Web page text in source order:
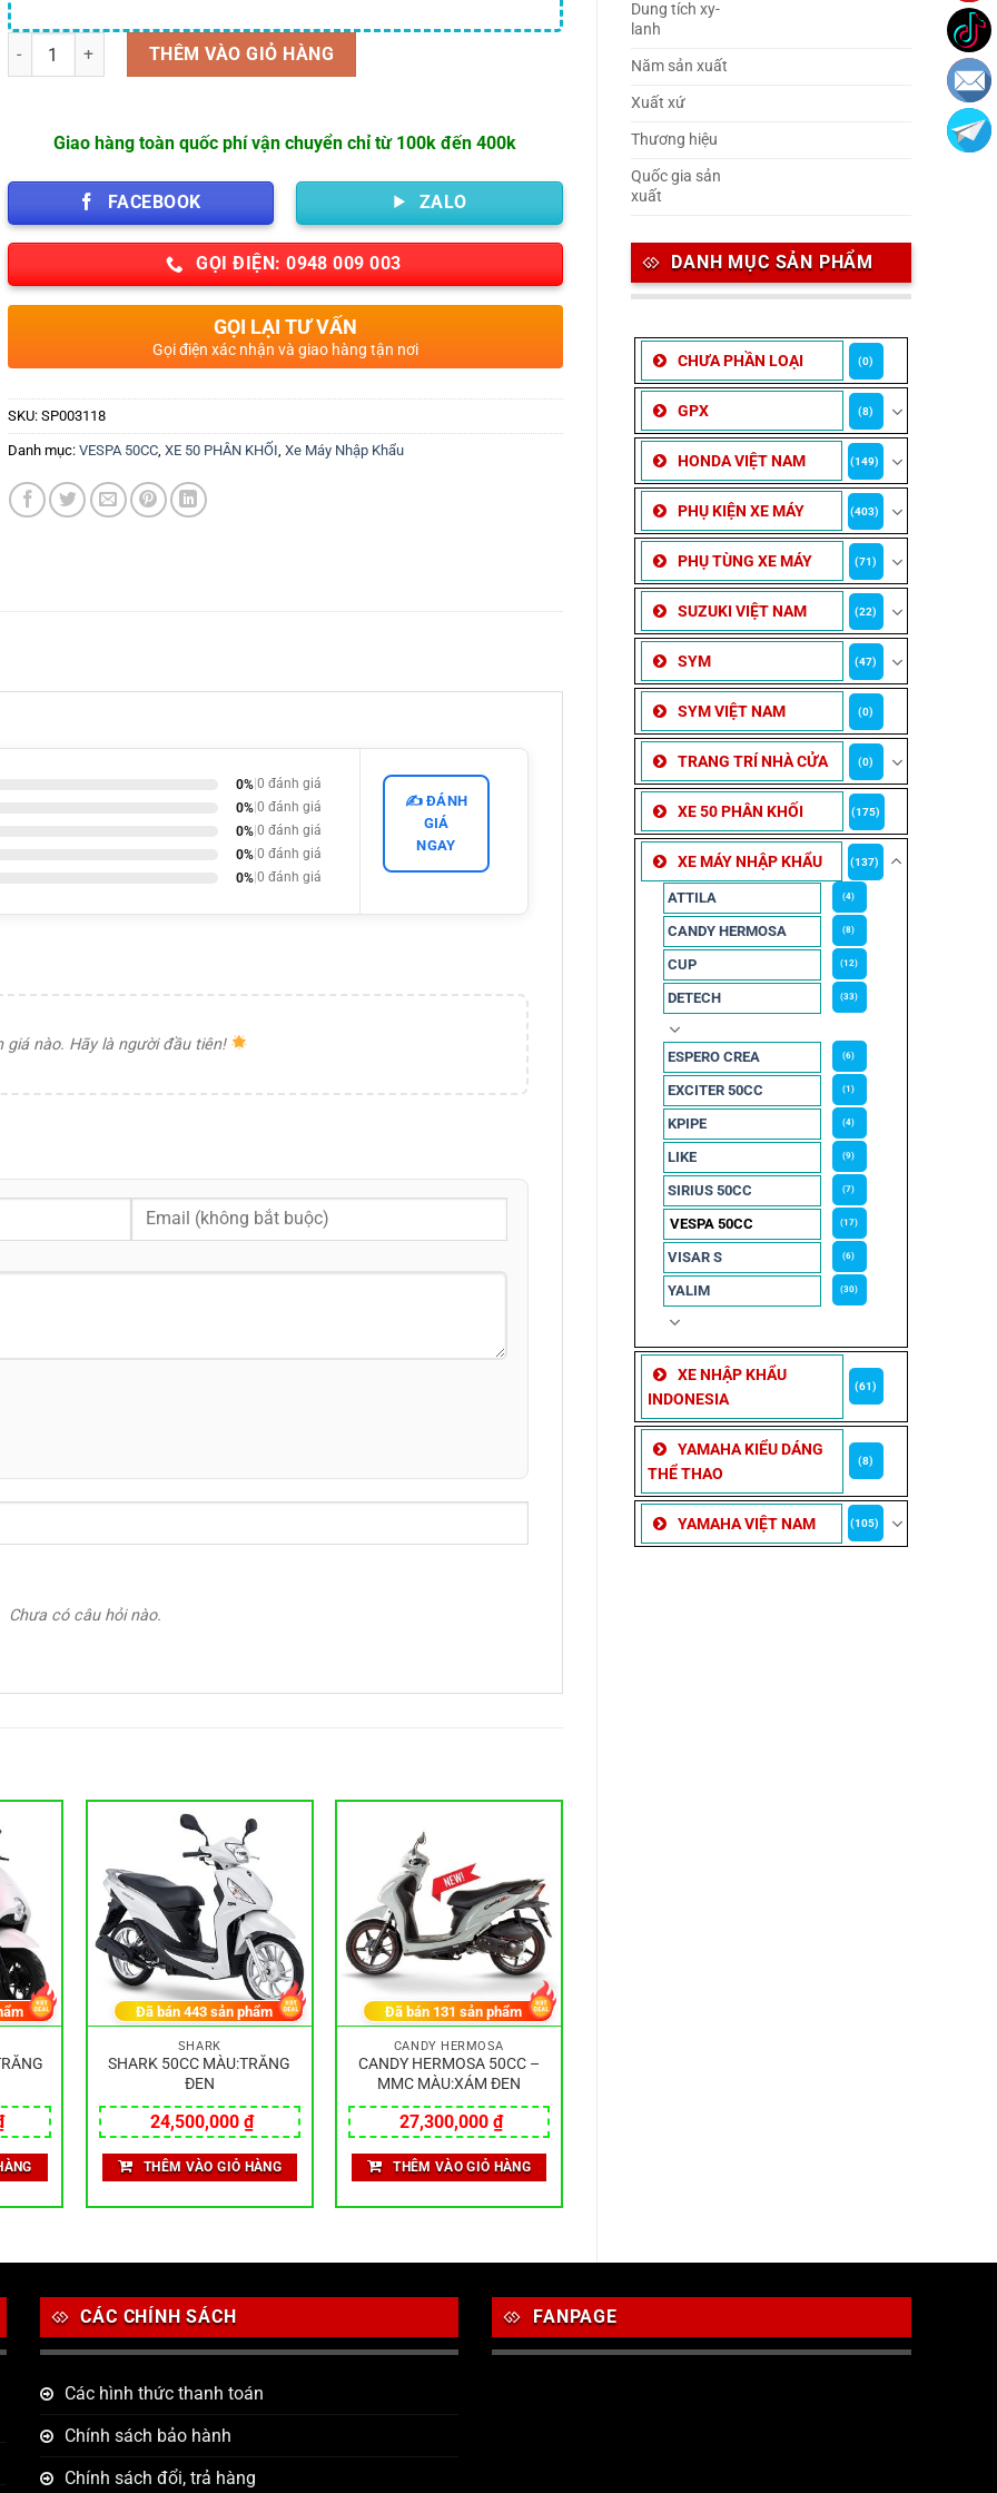
Dung tích xy-
lanh
Năm sản xuất
Xuất xứ
Thương hiệu
Quốc gia sản
xuất
DANH MỤC SẢN PHẨM
CHƯA PHẦN LOẠI (0)
GPX (8)
HONDA VIỆT NAM (149)
PHỤ KIỆN XE MÁY (403)
PHỤ TÙNG XE MÁY (71)
SUZUKI VIỆT NAM (22)
SYM (47)
SYM VIỆT NAM (0)
TRANG TRÍ NHÀ CỬA (0)
XE 50 PHÂN KHỐI (175)
XE MÁY NHẬP KHẨU (137)
ATTILA (4)
CANDY HERMOSA (8)
CUP (12)
DETECH (33)
ESPERO CREA (6)
EXCITER 50CC (1)
KPIPE (4)
LIKE (9)
SIRIUS 50CC (7)
VESPA 50CC (17)
VISAR S (6)
YALIM (30)
XE NHẬP KHẨU
INDONESIA
(61)
YAMAHA KIỂU DÁNG
THỂ THAO
(8)
YAMAHA VIỆT NAM (105)
Số lượng THÊM VÀO GIỎ HÀNG
Giao hàng toàn quốc phí vận chuyển chỉ từ 100k đến 400k
FACEBOOK ZALO
GỌI ĐIỆN: 0948 009 003
GỌI LẠI TƯ VẤN
Gọi điện xác nhận và giao hàng tận nơi
SKU: SP003118
Danh mục: VESPA 50CC, XE 50 PHÂN KHỐI Xe Máy Nhập Khẩu
0%| 0 đánh giá
0%| 0 đánh giá
0%| 0 đánh giá
0%| 0 đánh giá
0%| 0 đánh giá
✍️ ĐÁNH
GIÁ
NGAY
giá nào. Hãy là người đầu tiên!
Chưa có câu hỏi nào.
SHARK
SHARK 50CC MÀU:TRẮNG
ĐEN
24,500,000₫
Đã bán 443sản phẩm
THÊM VÀO GIỎ HÀNG
CANDY HERMOSA
CANDY HERMOSA 50CC –
MMC MÀU:XÁM ĐEN
27,300,000₫
Đã bán 131 sản phẩm
THÊM VÀO GIỎ HÀNG
CÁC CHÍNH SÁCH
Các hình thức thanh toán
Chính sách bảo hành
Chính sách đổi, trả hàng
FANPAGE